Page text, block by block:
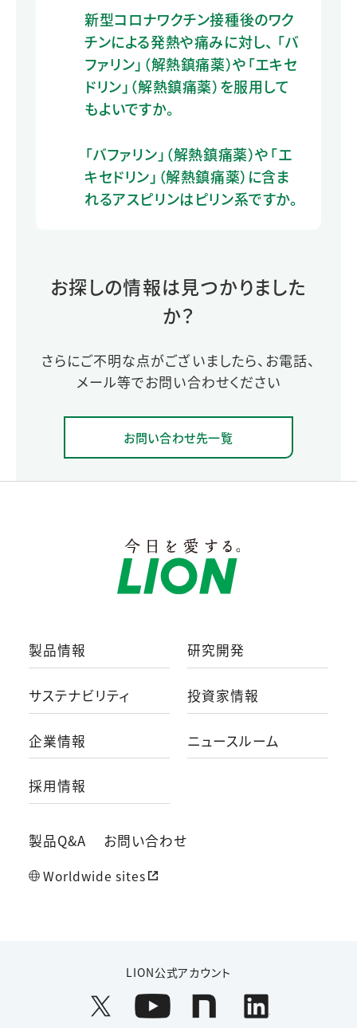
新型コロナワクチン接種後のワク
チンによる発熱や痛みに対し、 「バ
ファリン」（解熱鎮痛薬）や「エキセ
ドリン」（解熱鎮痛薬）を服用して
もよいですか。
「バファリン」（解熱鎮痛薬）や「エ
キセドリン」（解熱鎮痛薬）に含ま
れるアスピリンはピリン系ですか。
お探しの情報は見つかりました
か？
さらにご不明な点がございましたら、お電話、
メール等でお問い合わせください
お問い合わせ先一覧
製品情報 研究開発
サステナビリティ 投資家情報
企業情報 ニュースルーム
採用情報
製品Q&A お問い合わせ
Worldwide sites
LION公式アカウント